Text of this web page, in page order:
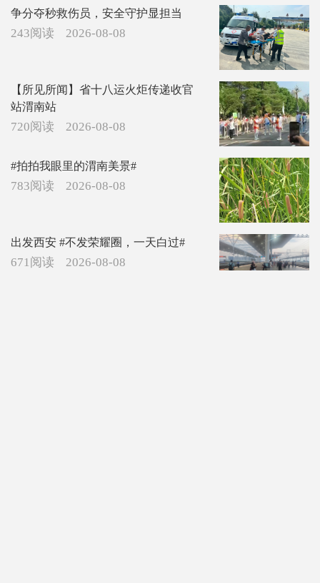
争分夺秒救伤员，安全守护显担当
243阅读 2026-08-08
【所见所闻】省十八运火炬传递收官
站渭南站
720阅读 2026-08-08
#拍拍我眼里的渭南美景#
783阅读 2026-08-08
出发西安 #不发荣耀圈，一天白过#
671阅读 2026-08-08